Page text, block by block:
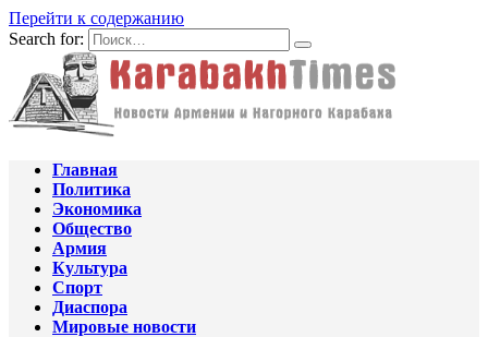
Перейти к содержанию
Search for:
Главная
Политика
Экономика
Общество
Армия
Культура
Спорт
Диаспора
Мировые новости